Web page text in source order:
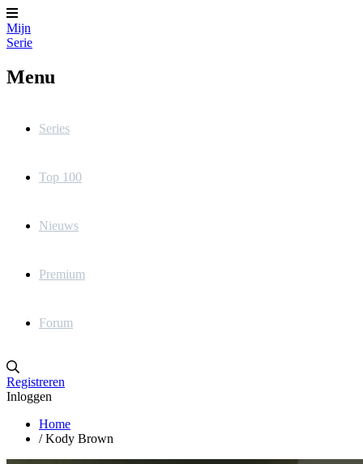
Mijn
Serie
Menu
Series
Top 100
Nieuws
Premium
Forum
Registreren
Inloggen
Home
/ Kody Brown